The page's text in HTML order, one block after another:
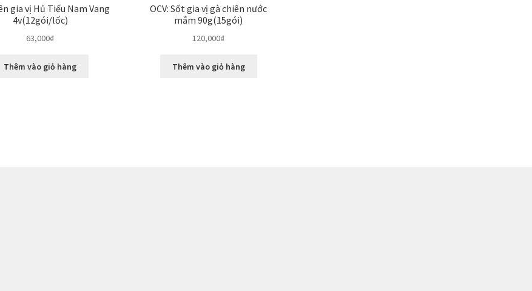
gia vị Hủ Tiếu Nam Vang
4v(12gói/lốc)
63,000₫
Thêm vào giỏ hàng
OCV: Sốt gia vị gà chiên nước
mắm 90g(15gói)
120,000₫
Thêm vào giỏ hàng